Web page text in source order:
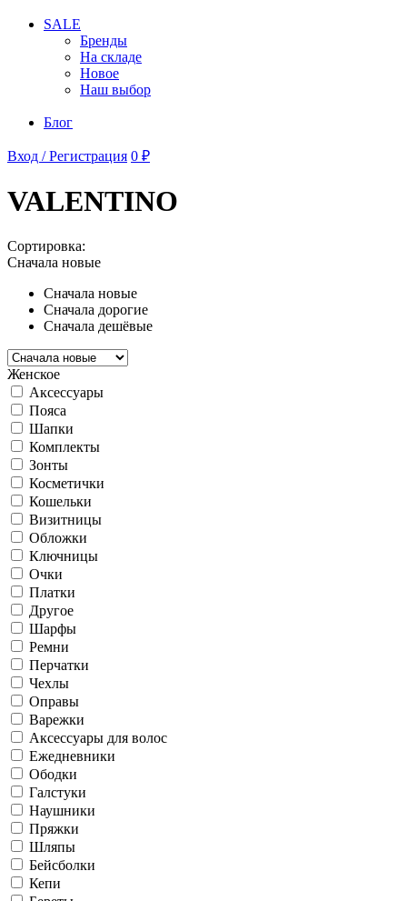
SALE
Бренды
На складе
Новое
Наш выбор
Блог
Вход / Регистрация 0 ₽
VALENTINO
Сортировка:
Сначала новые
Сначала новые
Сначала дорогие
Сначала дешёвые
Женское
Аксессуары
Пояса
Шапки
Комплекты
Зонты
Косметички
Кошельки
Визитницы
Обложки
Ключницы
Очки
Платки
Другое
Шарфы
Ремни
Перчатки
Чехлы
Оправы
Варежки
Аксессуары для волос
Ежедневники
Ободки
Галстуки
Наушники
Пряжки
Шляпы
Бейсболки
Кепи